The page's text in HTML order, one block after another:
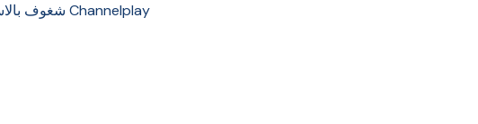
Channelplay شغوف بالاستعانة بمصادر خارجية للمبيعات وإدارة برامج الولاء B2B. دعونا نناقش كيف يمكننا رفع مستوى عملك.